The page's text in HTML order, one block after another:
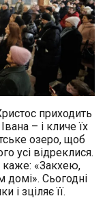
приходить
– і кличе їх
озеро, щоб
усі відреклися.
каже: «Закхею,
домі». Сьогодні
і зціляє її.